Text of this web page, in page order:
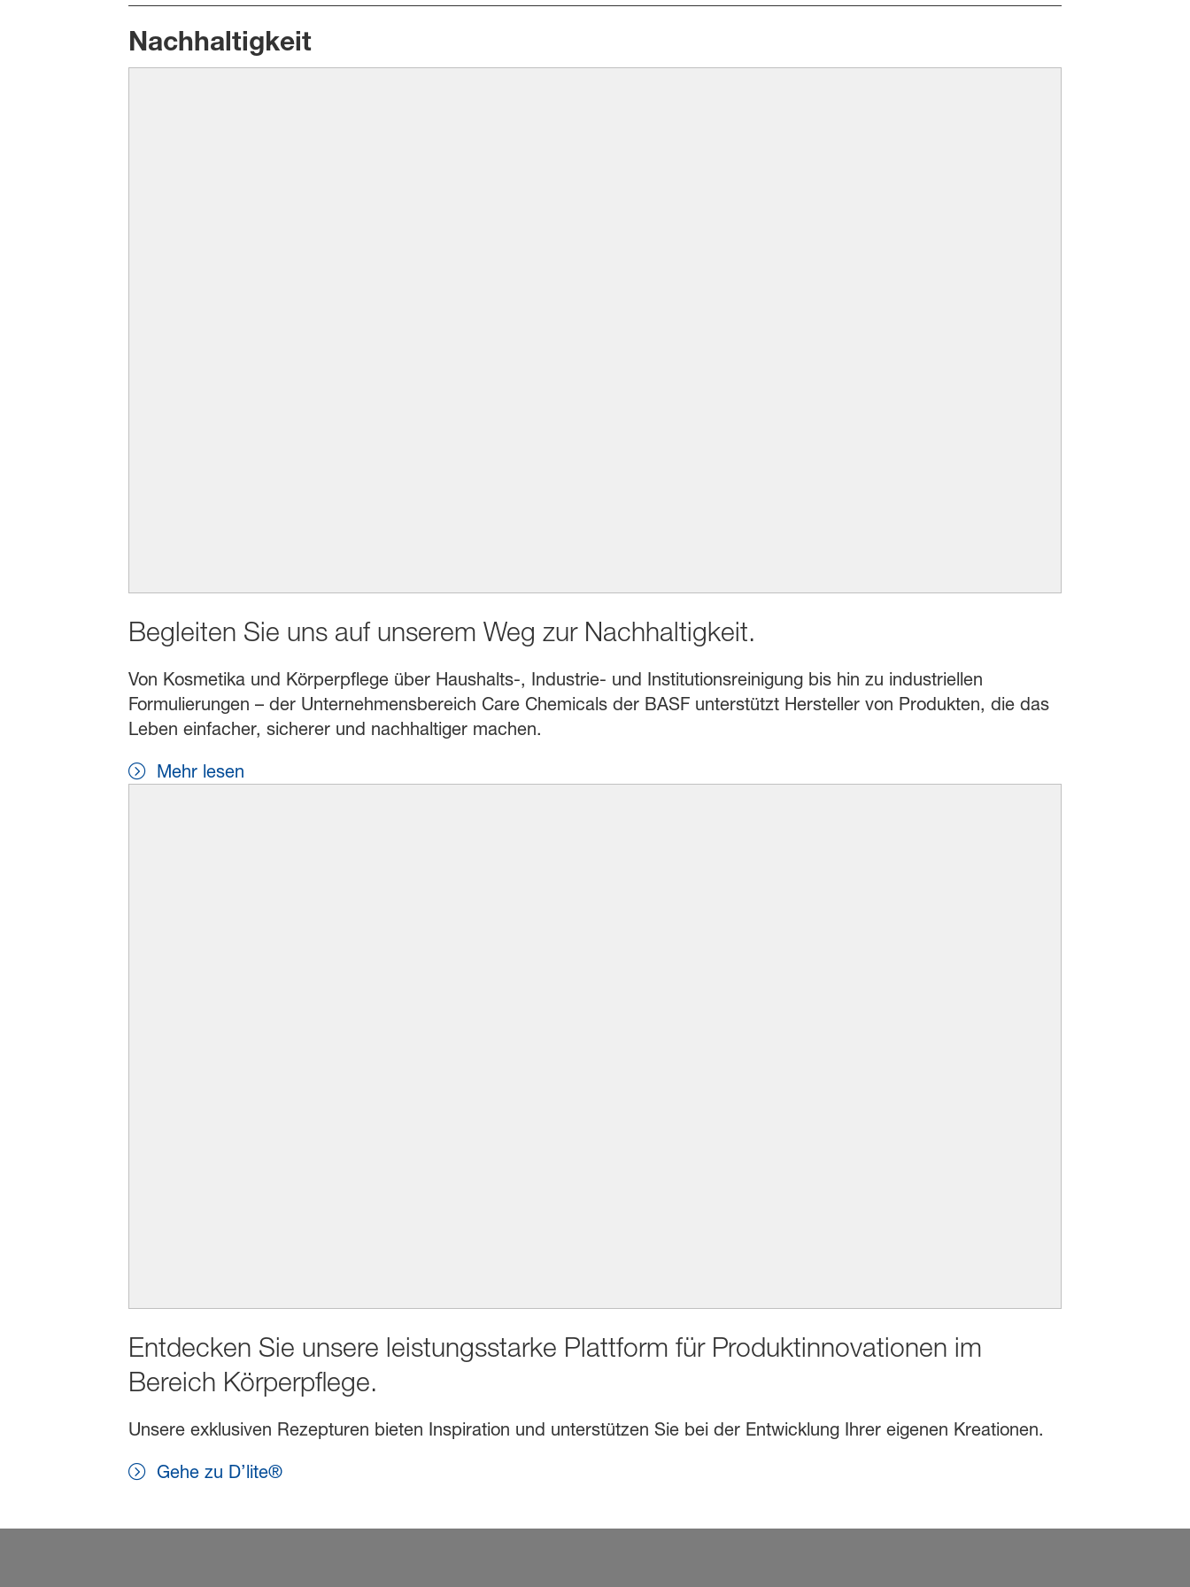
Nachhaltigkeit
Begleiten Sie uns auf unserem Weg zur Nachhaltigkeit.
Von Kosmetika und Körperpflege über Haushalts-, Industrie- und Institutionsreinigung bis hin zu industriellen
Formulierungen – der Unternehmensbereich Care Chemicals der BASF unterstützt Hersteller von Produkten, die das
Leben einfacher, sicherer und nachhaltiger machen.
Mehr lesen
Entdecken Sie unsere leistungsstarke Plattform für Produktinnovationen im
Bereich Körperpflege.
Unsere exklusiven Rezepturen bieten Inspiration und unterstützen Sie bei der Entwicklung Ihrer eigenen Kreationen.
Gehe zu D’lite®